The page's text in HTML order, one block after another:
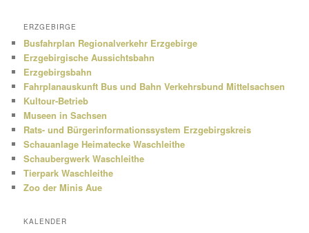
ERZGEBIRGE
Busfahrplan Regionalverkehr Erzgebirge
Erzgebirgische Aussichtsbahn
Erzgebirgsbahn
Fahrplanauskunft Bus und Bahn Verkehrsbund Mittelsachsen
Kultour-Betrieb
Museen in Sachsen
Rats- und Bürgerinformationssystem Erzgebirgskreis
Schauanlage Heimatecke Waschleithe
Schaubergwerk Waschleithe
Tierpark Waschleithe
Zoo der Minis Aue
KALENDER